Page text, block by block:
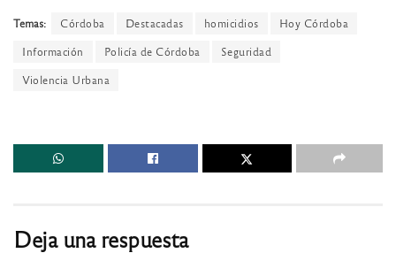
Temas: Córdoba Destacadas homicidios
Hoy Córdoba
Información
Policía de Córdoba
Seguridad
Violencia Urbana
Deja una respuesta